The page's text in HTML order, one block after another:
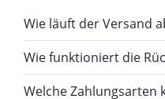
Wie läuft der Versand
Wie funktioniert die
Welche Zahlungsarten